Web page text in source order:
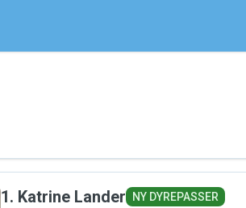
1. Katrine Lander NY DYREPASSER